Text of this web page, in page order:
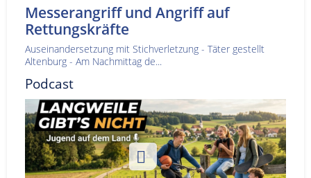
Messerangriff und Angriff auf
Rettungskräfte
Auseinandersetzung mit Stichverletzung - Täter gestellt
Altenburg - Am Nachmittag de...
Podcast